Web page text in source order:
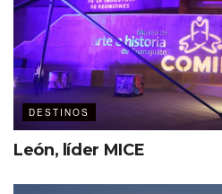
DESTINOS
León, líder MICE